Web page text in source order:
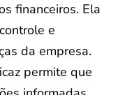
financeiros. Ela
e
da empresa.
permite que